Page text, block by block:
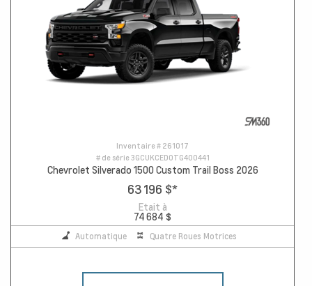
Inventaire # 261017
# de série3GCUKCED0TG400441
Chevrolet Silverado 1500 Custom Trail Boss 2026
63 196 $*
Etait à
74 684 $
Automatique Quatre Roues Motrices